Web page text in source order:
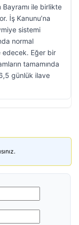
Bayramı ile birlikte
İş Kanunu’na
sistemi
normal
Eğer bir
tamamında
6,5 günlük ilave